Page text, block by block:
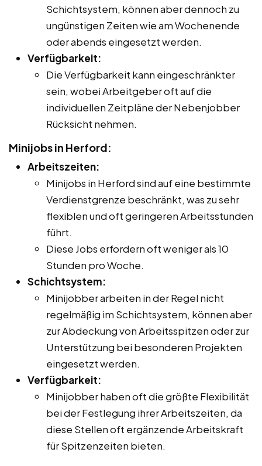
Schichtsystem, können aber dennoch zu
ungünstigen Zeiten wie am Wochenende
oder abends eingesetzt werden.
Verfügbarkeit:
Die Verfügbarkeit kann eingeschränkter
sein, wobei Arbeitgeber oft auf die
individuellen Zeitpläne der Nebenjobber
Rücksicht nehmen.
Minijobs in Herford:
Arbeitszeiten:
Minijobs in Herford sind auf eine bestimmte
Verdienstgrenze beschränkt, was zu sehr
flexiblen und oft geringeren Arbeitsstunden
führt.
Diese Jobs erfordern oft weniger als 10
Stunden pro Woche.
Schichtsystem:
Minijobber arbeiten in der Regel nicht
regelmäßig im Schichtsystem, können aber
zur Abdeckung von Arbeitsspitzen oder zur
Unterstützung bei besonderen Projekten
eingesetzt werden.
Verfügbarkeit:
Minijobber haben oft die größte Flexibilität
bei der Festlegung ihrer Arbeitszeiten, da
diese Stellen oft ergänzende Arbeitskraft
für Spitzenzeiten bieten.